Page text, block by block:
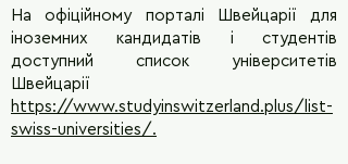
На офіційному порталі Швейцарії для
іноземних кандидатів і студентів
доступний список університетів
Швейцарії
https://www.studyinswitzerland.plus/list-
swiss-universities/ .